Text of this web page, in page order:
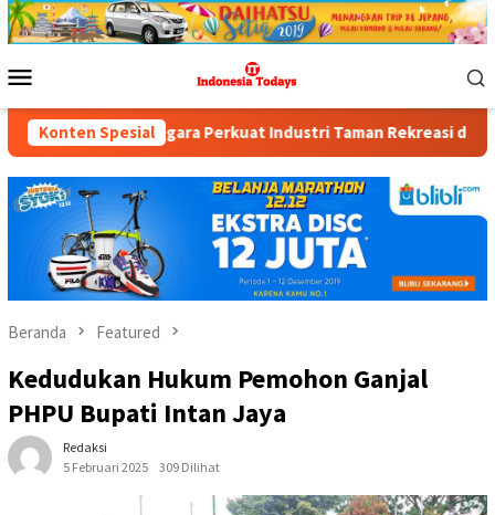
Loncat
ke
Mobile
Konten Spesial
mancanegara Perkuat Industri Taman Rekreasi dan Ekosistem
Beranda Featured
Kedudukan Hukum Pemohon Ganjal
PHPU Bupati Intan Jaya
Redaksi
5 Februari 2025
309 Dilihat